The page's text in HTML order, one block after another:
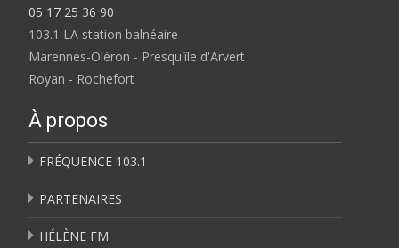
05 17 25 36 90
103.1 LA station balnéaire
Marennes-Oléron - Presqu'île d'Arvert
Royan - Rochefort
À propos
FRÉQUENCE 103.1
PARTENAIRES
HÉLÈNE FM